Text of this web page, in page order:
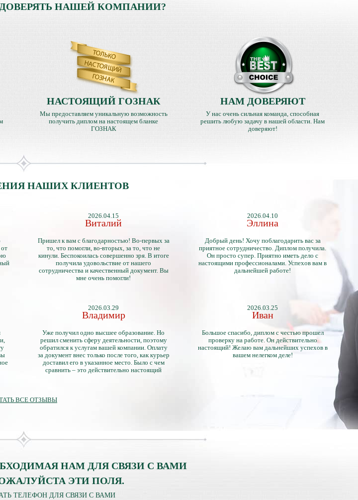
НАШЕЙ КОМПАНИИ?
НАСТОЯЩИЙ ГОЗНАК
Мы предоставляем уникальную возможность
получить диплом на настоящем бланке
ГОЗНАК
НАМ ДОВЕРЯЮТ
У нас очень сильная команда, способная
решить любую задачу в нашей области. Нам
доверяют!
НАШИХ КЛИЕНТОВ
2026.04.15
Виталий
Пришел к вам с благодарностью! Во-первых за
то, что помогли, во-вторых, за то, что не
кинули. Беспокоилась совершенно зря. В итоге
получила удовольствие от нашего
сотрудничества и качественный документ. Вы
мне очень помогли!
2026.04.10
Эллина
Добрый день! Хочу поблагодарить вас за
приятное сотрудничество. Диплом получила.
Он просто супер. Приятно иметь дело с
настоящими профессионалами. Успехов вам в
дальнейшей работе!
2026.03.29
Владимир
Уже получил одно высшее образование. Но
решил сменить сферу деятельности, поэтому
обратился к услугам вашей компании. Оплату
за документ внес только после того, как курьер
доставил его в указанное место. Было с чем
сравнить – это действительно настоящий
2026.03.25
Иван
Большое спасибо, диплом с честью прошел
проверку на работе. Он действительно
настоящий! Желаю вам дальнейших успехов в
вашем нелегком деле!
ВСЕ ОТЗЫВЫ
НАМ ДЛЯ СВЯЗИ С ВАМИ
ЭТИ ПОЛЯ.
ТЕЛЕФОН ДЛЯ СВЯЗИ С ВАМИ